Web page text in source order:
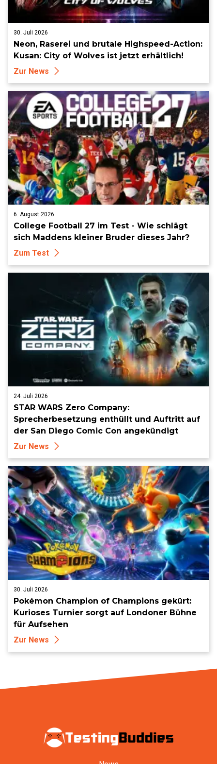
30. Juli 2026
Neon, Raserei und brutale Highspeed-Action:
Kusan: City of Wolves ist jetzt erhältlich!
Zur News
6. August 2026
College Football 27 im Test - Wie schlägt
sich Maddens kleiner Bruder dieses Jahr?
Zum Test
24. Juli 2026
STAR WARS Zero Company:
Sprecherbesetzung enthüllt und Auftritt auf
der San Diego Comic Con angekündigt
Zur News
30. Juli 2026
Pokémon Champion of Champions gekürt:
Kurioses Turnier sorgt auf Londoner Bühne
für Aufsehen
Zur News